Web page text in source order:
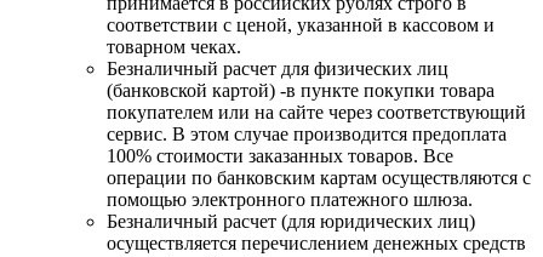
соответствии с ценой, указанной в кассовом и
товарном чеках.
Безналичный расчет для физических лиц
(банковской картой) -в пункте покупки товара
покупателем или на сайте через соответствующий
сервис. В этом случае производится предоплата
100% стоимости заказанных товаров. Все
операции по банковским картам осуществляются с
помощью электронного платежного шлюза.
Безналичный расчет (для юридических лиц)
осуществляется перечислением денежных средств